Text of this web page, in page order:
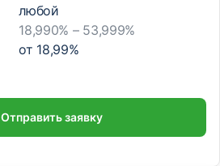
любой
18,990% – 53,999%
от 18,99%
Отправить заявку